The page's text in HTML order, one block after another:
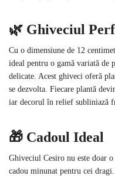
🌿 Ghiveciul
Cu o dimensiune de 12
ideal pentru o gamă variată de
delicate. Acest ghiveci oferă
se dezvolta. Fiecare plantă
iar decorul în relief subliniază
🎁 Cadoul Ideal
Ghiveciul Cesiro nu este doar
cadou minunat pentru cei